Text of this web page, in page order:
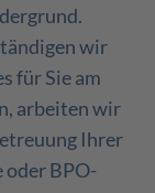
wir
für Sie am
arbeiten wir
Ihrer
BPO-